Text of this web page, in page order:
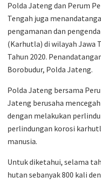
Polda Jateng dan Perum
Tengah juga
pengamanan dan
(Karhutla) di wilayah Jawa
Tahun 2020.
Borobudur, Polda Jateng.
Polda Jateng bersama
Jateng berusaha
dengan melakukan
perlindungan korosi
manusia.
Untuk diketahui, selama
hutan sebanyak 800 kali